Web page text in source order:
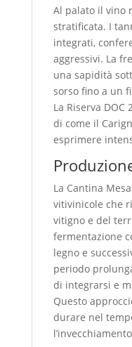
Al palato il vino
stratificata. I
integrati,
aggressivi. La
una sapidità
sorso fino a un
La Riserva
di come il
esprimere
La Cantina
vitivinicole che
vitigno e del
fermentazione
legno e
periodo
di integrarsi e
Questo
durare nel